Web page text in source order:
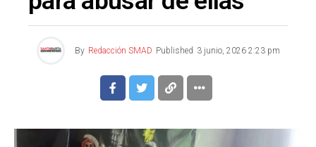
By Redacción SMAD Published 3 junio, 2026 2:23 pm